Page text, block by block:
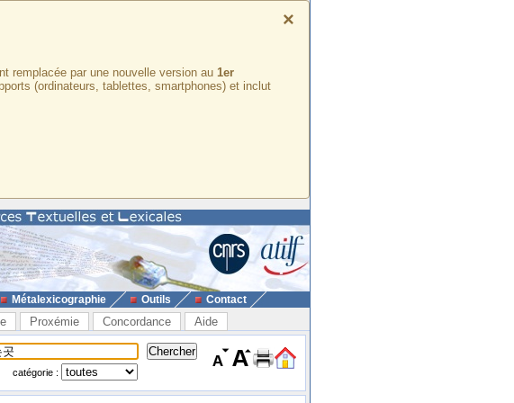
×
remplacée par une nouvelle version au 1er
(ordinateurs, tablettes, smartphones) et inclut
Métalexicographie Outils Contact
Proxémie Concordance Aide
catégorie :